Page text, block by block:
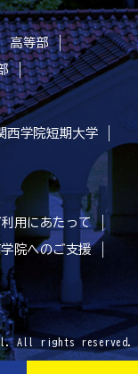
高等部
西学院短期大学
用にあたって
院へのご支援
All rights reserved.